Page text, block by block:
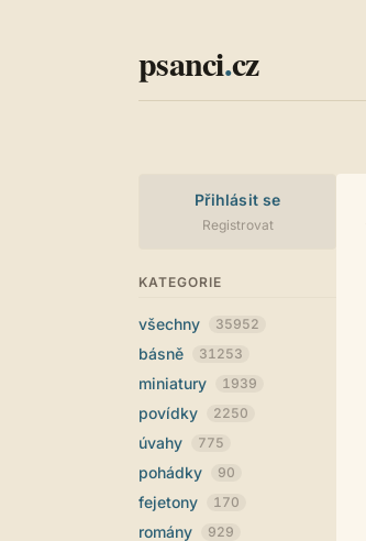
psanci.cz
Přihlásit se
Registrovat
KATEGORIE
všechny 35952
básně 31253
miniatury 1939
povídky 2250
úvahy 775
pohádky 90
fejetony 170
romány 929